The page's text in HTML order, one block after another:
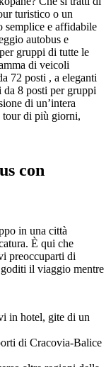
turistico o un
semplice e affidabile
autobus e
gruppi di tutte le
di veicoli
72 posti , a eleganti
da 8 posti per gruppi
di un’intera
tour di più giorni,
con
in una città
È qui che
preoccuparti di
il viaggio mentre
in hotel, gite di un
di Cracovia-Balice